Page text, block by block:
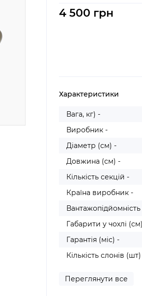
4 500 грн
Характеристики
Вага, кг) -
Виробник -
Діаметр (см) -
Довжина (см) -
Кількість секцій -
Країна виробник -
Вантажопідйомність
Габарити у чохлі
Гарантія (міс) -
Кількість слонів
Переглянути все